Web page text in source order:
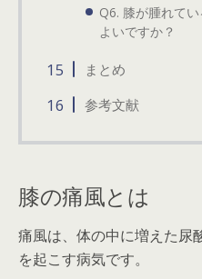
Q6. 膝が腫れて
よいですか？
まとめ
参考文献
膝の痛風とは
痛風は、体の中に増えた尿
を起こす病気です。